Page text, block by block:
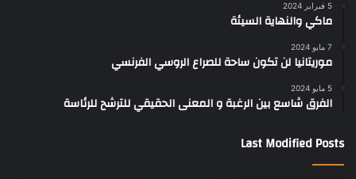
5 فبراير 2024
ماكي والنهاية السيئة
7 مايو 2024
موريتانيا لن تكون ساحة للصراع الروسي الفرنسي
5 مايو 2024
الفرق شاسع بين الرغبة و المعنى الحقيقي للترشح للرئاسة
Last Modified Posts